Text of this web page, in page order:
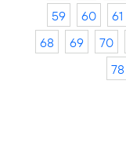
59
60 61
68
69 70
78